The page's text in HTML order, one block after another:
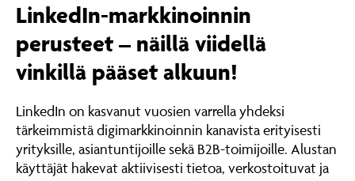
LinkedIn-markkinoinnin
perusteet – näillä viidellä
vinkillä pääset alkuun!
LinkedIn on kasvanut vuosien varrella yhdeksi
tärkeimmistä digimarkkinoinnin kanavista erityisesti
yrityksille, asiantuntijoille sekä B2B-toimijoille. Alustan
käyttäjät hakevat aktiivisesti tietoa, verkostoituvat ja